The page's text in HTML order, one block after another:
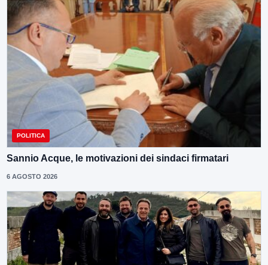
POLITICA
Sannio Acque, le motivazioni dei sindaci firmatari
6 AGOSTO 2026